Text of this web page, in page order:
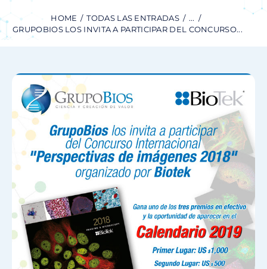
HOME TODAS LAS ENTRADAS
...
GRUPOBIOS LOS INVITA A PARTICIPAR DEL CONCURSO...